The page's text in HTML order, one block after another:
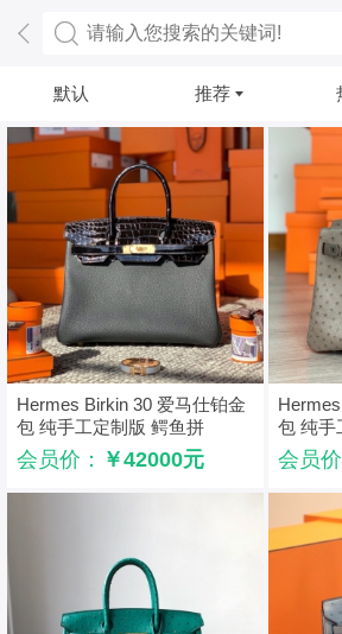
默认 推荐
Hermes Birkin 30 爱马仕铂金
包 纯手工定制版 鳄鱼拼
TOGO皮 黑色
会员价： ￥42000元
包 纯手
灰
会员价